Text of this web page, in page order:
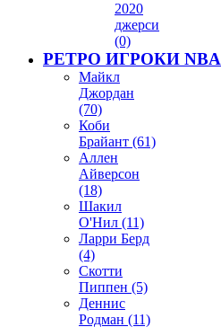
2020
джерси
(0)
РЕТРО ИГРОКИ NBA
Майкл
Джордан
(70)
Коби
Брайант (61)
Аллен
Айверсон
(18)
Шакил
О'Нил (11)
Ларри Берд
(4)
Скотти
Пиппен (5)
Деннис
Родман (11)